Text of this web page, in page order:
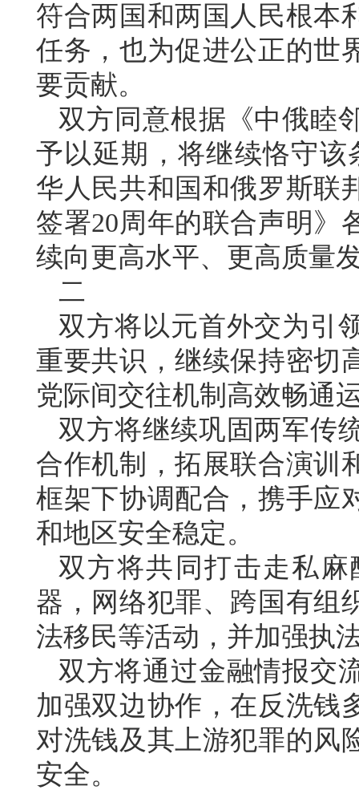
符合两国和两国人民根本
任务，也为促进公正的世
要贡献。
双方同意根据《中俄睦
予以延期，将继续恪守该
华人民共和国和俄罗斯联
签署20周年的联合声明》
续向更高水平、更高质量
二
双方将以元首外交为引
重要共识，继续保持密切
党际间交往机制高效畅通
双方将继续巩固两军传
合作机制，拓展联合演训
框架下协调配合，携手应
和地区安全稳定。
双方将共同打击走私
器，网络犯罪、跨国有组
法移民等活动，并加强执
双方将通过金融情报交
加强双边协作，在反洗钱
对洗钱及其上游犯罪的风
安全。